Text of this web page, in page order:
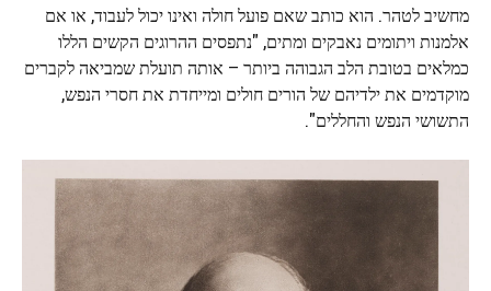
מחשיב לטהר. הוא כותב שאם פועל חולה ואינו יכול לעבוד, או אם
אלמנות ויתומים נאבקים ומתים, "נתפסים ההרוגים הקשים הללו
כמלאים בטובת הלב הגבוהה ביותר – אותה תועלת שמביאה לקברים
מוקדמים את ילדיהם של הורים חולים ומייחדת את חסרי הנפש,
התשושי הנפש והחללים".